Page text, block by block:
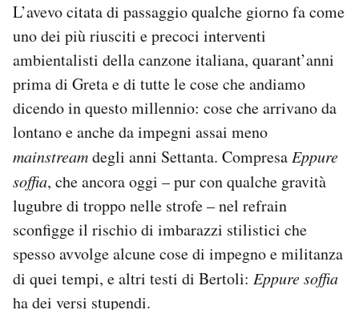
L’avevo citata di passaggio qualche giorno fa come
uno dei più riusciti e precoci interventi
ambientalisti della canzone italiana, quarant’anni
prima di Greta e di tutte le cose che andiamo
dicendo in questo millennio: cose che arrivano da
lontano e anche da impegni assai meno
mainstreamdegli anni Settanta. CompresaEppure
soffia, che ancora oggi – pur con qualche gravità
lugubre di troppo nelle strofe – nel refrain
sconfigge il rischio di imbarazzi stilistici che
spesso avvolge alcune cose di impegno e militanza
di quei tempi, e altri testi di Bertoli: Eppure soffia
ha dei versi stupendi.